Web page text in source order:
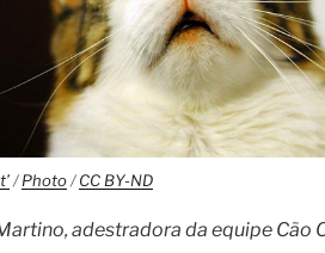
/Photo/CC BY-ND
adestradora da equipe Cão